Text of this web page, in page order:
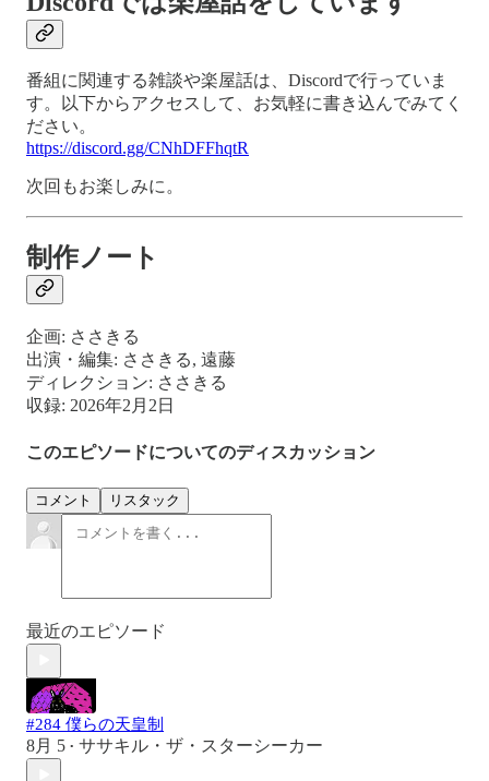
番組に関連する雑談や楽屋話は、Discordで行っていま
す。以下からアクセスして、お気軽に書き込んでみてく
ださい。
https://discord.gg/CNhDFFhqtR
次回もお楽しみに。
制作ノート
企画: ささきる
出演・編集: ささきる, 遠藤
ディレクション: ささきる
収録: 2026年2月2日
このエピソードについてのディスカッション
コメント リスタック
最近のエピソード
#284 僕らの天皇制
8月 5 • ササキル・ザ・スターシーカー